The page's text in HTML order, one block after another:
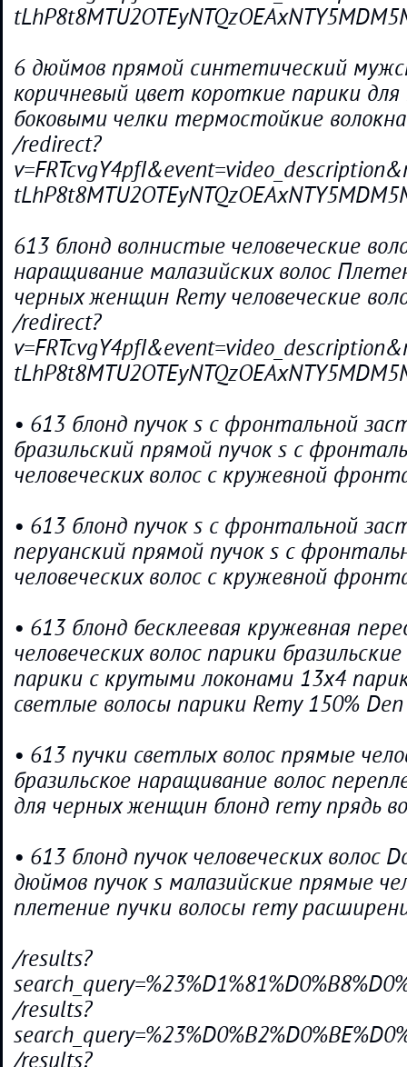
6 дюймов прямой синтетический
коричневый цвет короткие парики
боковыми челки термостойкие волокна
/redirect?
613 блонд волнистые человеческие
наращивание малазийских волос
черных женщин Remy человеческие
/redirect?
• 613 блонд пучок s с фронтальной
бразильский прямой пучок s с
человеческих волос с кружевной
• 613 блонд пучок s с фронтальной
перуанский прямой пучок s с
человеческих волос с кружевной
• 613 блонд бесклеевая кружевная
человеческих волос парики
парики с крутыми локонами 13x4
светлые волосы парики Remy 150% Den
• 613 пучки светлых волос прямые
бразильское наращивание волос
для черных женщин блонд remy прядь
• 613 блонд пучок человеческих волос
дюймов пучок s малазийские прямые
плетение пучки волосы remy
/results?
/results?
/results?